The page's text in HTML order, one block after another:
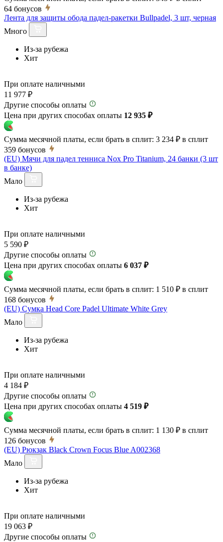
64 бонусов
Лента для защиты обода падел-ракетки Bullpadel, 3 шт, черная
Много
Из-за рубежа
Хит
При оплате наличными
11 977 ₽
Другие способы оплаты
Цена при других способах оплаты 12 935 ₽
Сумма месячной платы, если брать в сплит: 3 234 ₽ в сплит
359 бонусов
(EU) Мячи для падел тенниса Nox Pro Titanium, 24 банки (3 шт
в банке)
Мало
Из-за рубежа
Хит
При оплате наличными
5 590 ₽
Другие способы оплаты
Цена при других способах оплаты 6 037 ₽
Сумма месячной платы, если брать в сплит: 1 510 ₽ в сплит
168 бонусов
(EU) Сумка Head Core Padel Ultimate White Grey
Мало
Из-за рубежа
Хит
При оплате наличными
4 184 ₽
Другие способы оплаты
Цена при других способах оплаты 4 519 ₽
Сумма месячной платы, если брать в сплит: 1 130 ₽ в сплит
126 бонусов
(EU) Рюкзак Black Crown Focus Blue A002368
Мало
Из-за рубежа
Хит
При оплате наличными
19 063 ₽
Другие способы оплаты